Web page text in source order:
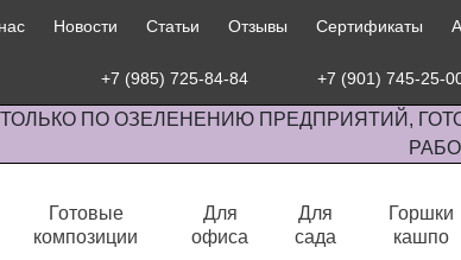
Новости Статьи Отзывы Сертификаты
+7 (985) 725-84-84 +7 (901) 745-25-
ПО ОЗЕЛЕНЕНИЮ ПРЕДПРИЯТИЙ,
Готовые
композиции
Для
офиса
Для
сада
Горшки
кашпо